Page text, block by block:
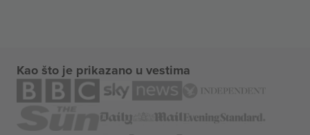
Kao što je prikazano u vestima